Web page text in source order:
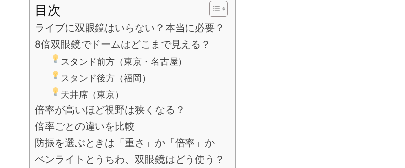
目次
ライブに双眼鏡はいらない？本当に必要？
8倍双眼鏡でドームはどこまで見える？
スタンド前方（東京・名古屋）
スタンド後方（福岡）
天井席（東京）
倍率が高いほど視野は狭くなる？
倍率ごとの違いを比較
防振を選ぶときは「重さ」か「倍率」か
ペンライトとうちわ、双眼鏡はどう使う？